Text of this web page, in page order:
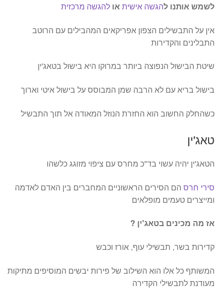
לשמש אותנו להגשה אישיתאו להגשה מרכזית
אין על התבשילים הצפון אפריקאים המהבילים עם הרוטב
התבלינים והקדירות
שיטת הבישול הנפוצה ביותר במרוקו היא בישול בטאג'ין
בישול בריא עם לא הרבה שמן המבוסס על בישול איטי וארוך
כשהחלק החשוב הוא החזרת הנוזל המאודה אל תוך התבשיל
טאג'ין
הטאג'ין יהיה עשוי בד"כ מחרס עם ציפוי מזוגג כלשהו
סירי חרס הם הסירים הראשוניים המחברים בין האדם לאדמה
ומייצרים טעמים מופלאים
אז מה מכינים בטאג'ין ?
קדירות בשר, תבשילי עוף, אורז וכבש
המשותף כל אלו הוא השילוב של פירות יבשים המוסיפים מתיקות
מעודנת לתבשילי הקדירה